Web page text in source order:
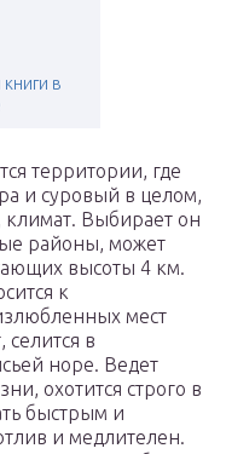
в
территории, где
и суровый в целом,
климат. Выбирает он
районы, может
высоты 4 км.
к
мест
селится в
норе. Ведет
охотится строго в
быстрым и
и медлителен.